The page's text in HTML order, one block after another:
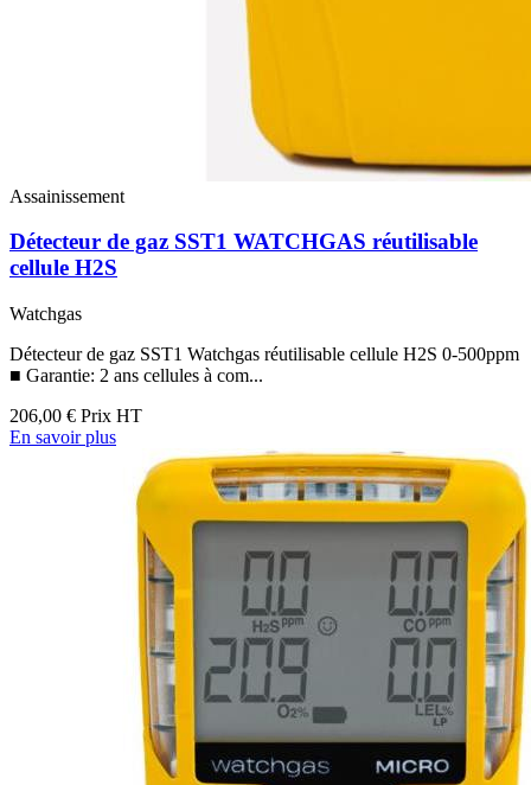
Assainissement
Détecteur de gaz SST1 WATCHGAS réutilisable
cellule H2S
Watchgas
Détecteur de gaz SST1 Watchgas réutilisable cellule H2S 0-500ppm
■ Garantie: 2 ans cellules à com...
206,00 € Prix HT
En savoir plus